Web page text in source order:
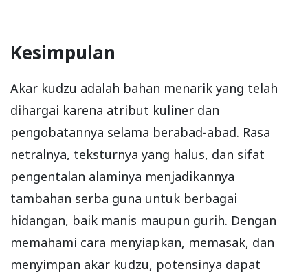
Kesimpulan
Akar kudzu adalah bahan menarik yang telah
dihargai karena atribut kuliner dan
pengobatannya selama berabad-abad. Rasa
netralnya, teksturnya yang halus, dan sifat
pengentalan alaminya menjadikannya
tambahan serba guna untuk berbagai
hidangan, baik manis maupun gurih. Dengan
memahami cara menyiapkan, memasak, dan
menyimpan akar kudzu, potensinya dapat